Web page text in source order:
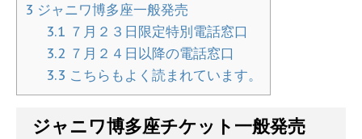
3 ジャニワ博多座一般発売
3.1 ７月２３日限定特別電話窓口
3.2 ７月２４日以降の電話窓口
3.3 こちらもよく読まれています。
ジャニワ博多座チケット一般発売